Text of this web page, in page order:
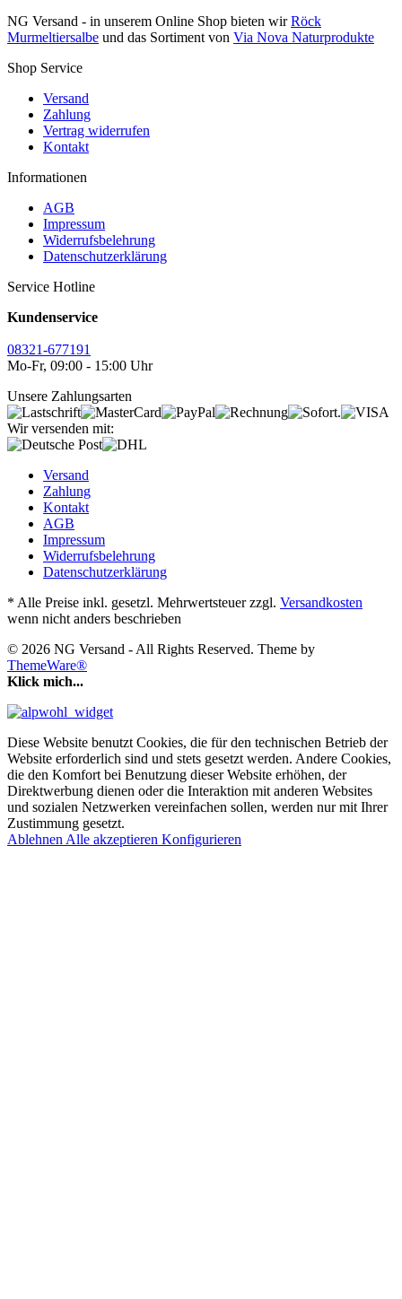
NG Versand - in unserem Online Shop bieten wirRöck
Murmeltiersalbe und das Sortiment von Via Nova Naturprodukte
Shop Service
Versand
Zahlung
Vertrag widerrufen
Kontakt
Informationen
AGB
Impressum
Widerrufsbelehrung
Datenschutzerklärung
Service Hotline
Kundenservice
08321-677191
Mo-Fr, 09:00 - 15:00 Uhr
Unsere Zahlungsarten
Wir versenden mit:
Versand
Zahlung
Kontakt
AGB
Impressum
Widerrufsbelehrung
Datenschutzerklärung
* Alle Preise inkl. gesetzl. Mehrwertsteuer zzgl. Versandkosten
wenn nicht anders beschrieben
© 2026 NG Versand - All Rights Reserved. Theme by
ThemeWare®
Klick mich...
Diese Website benutzt Cookies, die für den technischen Betrieb der
Website erforderlich sind und stets gesetzt werden. Andere Cookies,
die den Komfort bei Benutzung dieser Website erhöhen, der
Direktwerbung dienen oder die Interaktion mit anderen Websites
und sozialen Netzwerken vereinfachen sollen, werden nur mit Ihrer
Zustimmung gesetzt.
Ablehnen Alle akzeptieren Konfigurieren